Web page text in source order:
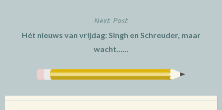
Next Post
Hét nieuws van vrijdag: Singh en Schreuder, maar
wacht……